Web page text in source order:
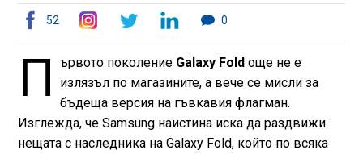
52 0
П ървото поколение Galaxy Fold още не е
излязъл по магазините, а вече се мисли за
бъдеща версия на гъвкавия флагман.
Изглежда, че Samsung наистина иска да раздвижи
нещата с наследника на Galaxy Fold, който по всяка